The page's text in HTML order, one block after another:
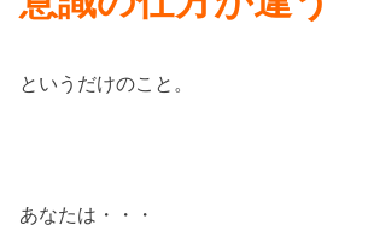
というだけのこと。
あなたは・・・